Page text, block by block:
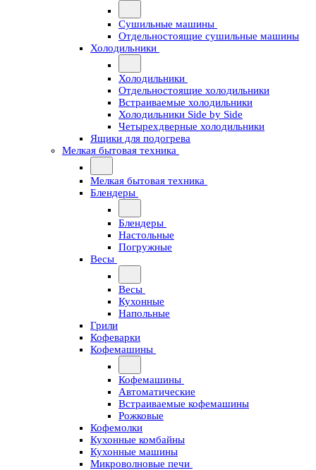
Сушильные машины
Отдельностоящие сушильные машины
Холодильники
Холодильники
Отдельностоящие холодильники
Встраиваемые холодильники
Холодильники Side by Side
Четырехдверные холодильники
Ящики для подогрева
Мелкая бытовая техника
Мелкая бытовая техника
Блендеры
Блендеры
Настольные
Погружные
Весы
Весы
Кухонные
Напольные
Грили
Кофеварки
Кофемашины
Кофемашины
Автоматические
Встраиваемые кофемашины
Рожковые
Кофемолки
Кухонные комбайны
Кухонные машины
Микроволновые печи